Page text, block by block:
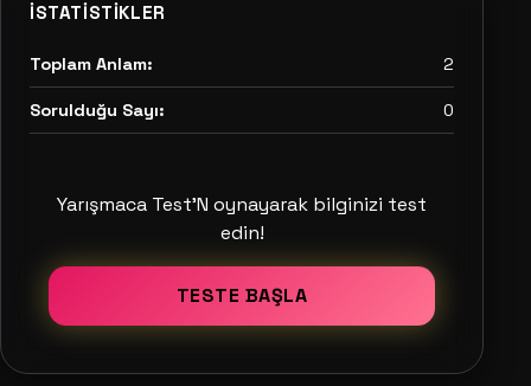
İSTATISTIKLER
Toplam Anlam: 2
Sorulduğu Sayı: 0
Yarışmaca Test'N oynayarak bilginizi test
edin!
TESTE BAŞLA